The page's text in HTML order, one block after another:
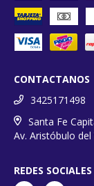
CONTACTANOS
3425171498
Santa Fe
Av. Aristóbulo del
REDES SOCIALES